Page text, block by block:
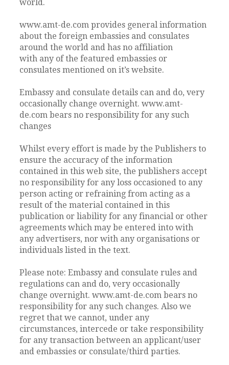
world.
www.amt-de.com provides general information
about the foreign embassies and consulates
around the world and has no affiliation
with any of the featured embassies or
consulates mentioned on it’s website.
Embassy and consulate details can and do, very
occasionally change overnight. www.amt-
de.com bears no responsibility for any such
changes
Whilst every effort is made by the Publishers to
ensure the accuracy of the information
contained in this web site, the publishers accept
no responsibility for any loss occasioned to any
person acting or refraining from acting as a
result of the material contained in this
publication or liability for any financial or other
agreements which may be entered into with
any advertisers, nor with any organisations or
individuals listed in the text.
Please note: Embassy and consulate rules and
regulations can and do, very occasionally
change overnight. www.amt-de.com bears no
responsibility for any such changes. Also we
regret that we cannot, under any
circumstances, intercede or take responsibility
for any transaction between an applicant/user
and embassies or consulate/third parties.